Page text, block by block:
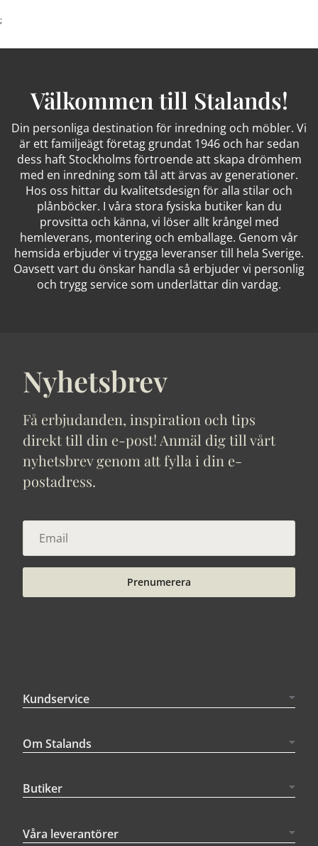
;
Välkommen till Stalands!
Din personliga destination för inredning och möbler. Vi
är ett familjeägt företag grundat 1946 och har sedan
dess haft Stockholms förtroende att skapa drömhem
med en inredning som tål att ärvas av generationer.
Hos oss hittar du kvalitetsdesign för alla stilar och
plånböcker. I våra stora fysiska butiker kan du
provsitta och känna, vi löser allt krångel med
hemleverans, montering och emballage. Genom vår
hemsida erbjuder vi trygga leveranser till hela Sverige.
Oavsett vart du önskar handla så erbjuder vi personlig
och trygg service som underlättar din vardag.
Nyhetsbrev
Få erbjudanden, inspiration och tips
direkt till din e-post! Anmäl dig till vårt
nyhetsbrev genom att fylla i din e-
postadress.
Prenumerera
Kundservice
Om Stalands
Butiker
Våra leverantörer